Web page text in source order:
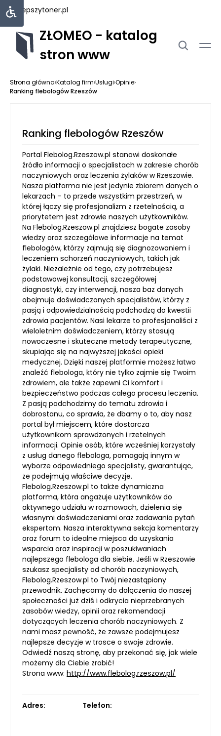
najlepszytoner.pl
ZŁOMEO - katalog
stron www
Strona główna›Katalog firm›Usługi›Opinie›
Ranking flebologów Rzeszów
Ranking flebologów Rzeszów
Portal Flebolog.Rzeszow.pl stanowi doskonałe
źródło informacji o specjalistach w zakresie chorób
naczyniowych oraz leczenia żylaków w Rzeszowie.
Nasza platforma nie jest jedynie zbiorem danych o
lekarzach – to przede wszystkim przestrzeń, w
której łączy się profesjonalizm z rzetelnością, a
priorytetem jest zdrowie naszych użytkowników.
Na Flebolog.Rzeszow.pl znajdziesz bogate zasoby
wiedzy oraz szczegółowe informacje na temat
flebologów, którzy zajmują się diagnozowaniem i
leczeniem schorzeń naczyniowych, takich jak
żylaki. Niezależnie od tego, czy potrzebujesz
podstawowej konsultacji, szczegółowej
diagnostyki, czy interwencji, nasza baz danych
obejmuje doświadczonych specjalistów, którzy z
pasją i odpowiedzialnością podchodzą do kwestii
zdrowia pacjentów. Nasi lekarze to profesjonaliści z
wieloletnim doświadczeniem, którzy stosują
nowoczesne i skuteczne metody terapeutyczne,
skupiając się na najwyższej jakości opieki
medycznej. Dzięki naszej platformie możesz łatwo
znaleźć flebologa, który nie tylko zajmie się Twoim
zdrowiem, ale także zapewni Ci komfort i
bezpieczeństwo podczas całego procesu leczenia.
Z pasją podchodzimy do tematu zdrowia i
dobrostanu, co sprawia, że dbamy o to, aby nasz
portal był miejscem, które dostarcza
użytkownikom sprawdzonych i rzetelnych
informacji. Opinie osób, które wcześniej korzystały
z usług danego flebologa, pomagają innym w
wyborze odpowiedniego specjalisty, gwarantując,
że podejmują właściwe decyzje.
Flebolog.Rzeszow.pl to także dynamiczna
platforma, która angażuje użytkowników do
aktywnego udziału w rozmowach, dzielenia się
własnymi doświadczeniami oraz zadawania pytań
ekspertom. Nasza interaktywna sekcja komentarzy
oraz forum to idealne miejsca do uzyskania
wsparcia oraz inspiracji w poszukiwaniach
najlepszego flebologa dla siebie. Jeśli w Rzeszowie
szukasz specjalisty od chorób naczyniowych,
Flebolog.Rzeszow.pl to Twój niezastąpiony
przewodnik. Zachęcamy do dołączenia do naszej
społeczności już dziś i odkrycia nieprzebranych
zasobów wiedzy, opinii oraz rekomendacji
dotyczących leczenia chorób naczyniowych. Z
nami masz pewność, że zawsze podejmujesz
najlepsze decyzje w trosce o swoje zdrowie.
Odwiedź naszą stronę, aby przekonać się, jak wiele
możemy dla Ciebie zrobić!
Strona www: http://www.flebolog.rzeszow.pl/
Adres: Telefon: